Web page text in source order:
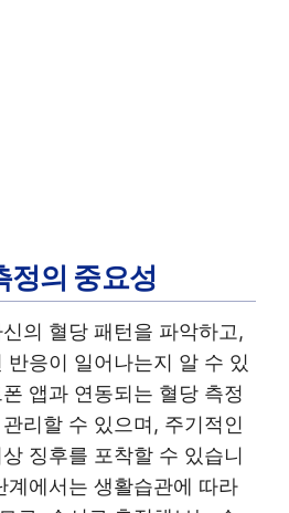
의 중요성
의 혈당 패턴을 파악하고,
반응이 일어나는지 알 수 있
앱과 연동되는 혈당 측정
리할 수 있으며, 주기적인
징후를 포착할 수 있습니
계에서는 생활습관에 따라